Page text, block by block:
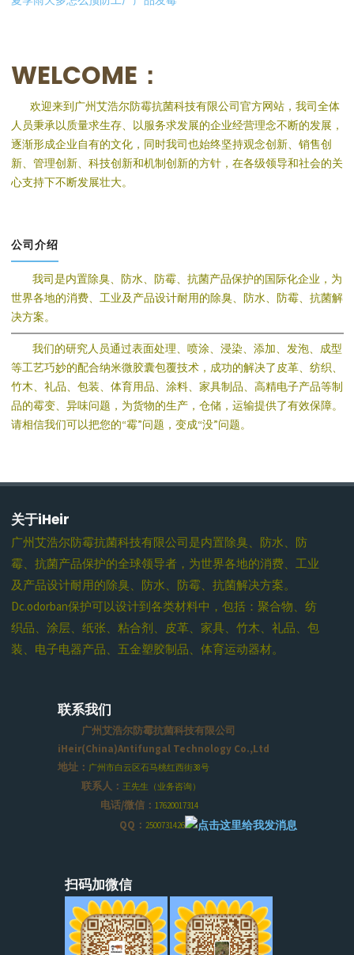
WELCOME：
欢迎来到广州艾浩尔防霉抗菌科技有限公司官方网站，我司全体
人员秉承以质量求生存、以服务求发展的企业经营理念不断的发展，
逐渐形成企业自有的文化，同时我司也始终坚持观念创新、销售创
新、管理创新、科技创新和机制创新的方针，在各级领导和社会的关
心支持下不断发展壮大。
公司介绍
我司是内置除臭、防水、防霉、抗菌产品保护的国际化企业，为
世界各地的消费、工业及产品设计耐用的除臭、防水、防霉、抗菌解
决方案。
我们的研究人员通过表面处理、喷涂、浸染、添加、发泡、成型
等工艺巧妙的配合纳米微胶囊包覆技术，成功的解决了皮革、纺织、
竹木、礼品、包装、体育用品、涂料、家具制品、高精电子产品等制
品的霉变、异味问题，为货物的生产，仓储，运输提供了有效保障。
请相信我们可以把您的“霉”问题，变成“没”问题。
关于iHeir
广州艾浩尔防霉抗菌科技有限公司是内置除臭、防水、防
霉、抗菌产品保护的全球领导者，为世界各地的消费、工业
及产品设计耐用的除臭、防水、防霉、抗菌解决方案。
Dc.odorban保护可以设计到各类材料中，包括：聚合物、纺
织品、涂层、纸张、粘合剂、皮革、家具、竹木、礼品、包
装、电子电器产品、五金塑胶制品、体育运动器材。
联系我们
广州艾浩尔防霉抗菌科技有限公司
iHeir(China)Antifungal Technology Co.,Ltd
地址： 广州市白云区石马桃红西街38号
联系人： 王先生（业务咨询）
电话/微信： 17620017314
QQ： 2500731426
扫码加微信